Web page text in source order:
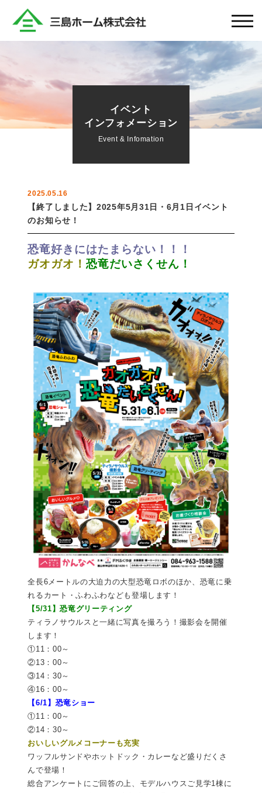
イベント
インフォメーション
Event & Infomation
2025.05.16
【終了しました】2025年5月31日・6月1日イベント
のお知らせ！
恐竜好きにはたまらない！！！
ガオガオ！恐竜だいさくせん！
全長6メートルの大迫力の大型恐竜ロボのほか、恐竜に乗
れるカート・ふわふわなども登場します！
【5/31】恐竜グリーティング
ティラノサウルスと一緒に写真を撮ろう！撮影会を開催
します！
①11：00～
②13：00～
③14：30～
④16：00～
【6/1】恐竜ショー
①11：00～
②14：30～
おいしいグルメコーナーも充実
ワッフルサンドやホットドック・カレーなど盛りだくさ
んで登場！
総合アンケートにご回答の上、モデルハウスご見学1棟に